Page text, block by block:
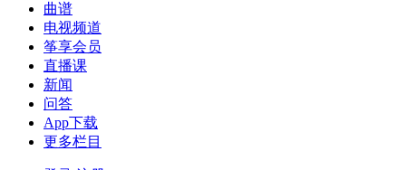
曲谱
电视频道
筝享会员
直播课
新闻
问答
App下载
更多栏目